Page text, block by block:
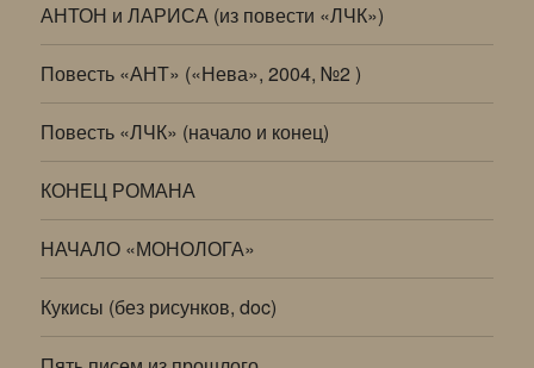
АНТОН и ЛАРИСА (из повести «ЛЧК»)
Повесть «АНТ» («Нева», 2004, №2 )
Повесть «ЛЧК» (начало и конец)
КОНЕЦ РОМАНА
НАЧАЛО «МОНОЛОГА»
Кукисы (без рисунков, doc)